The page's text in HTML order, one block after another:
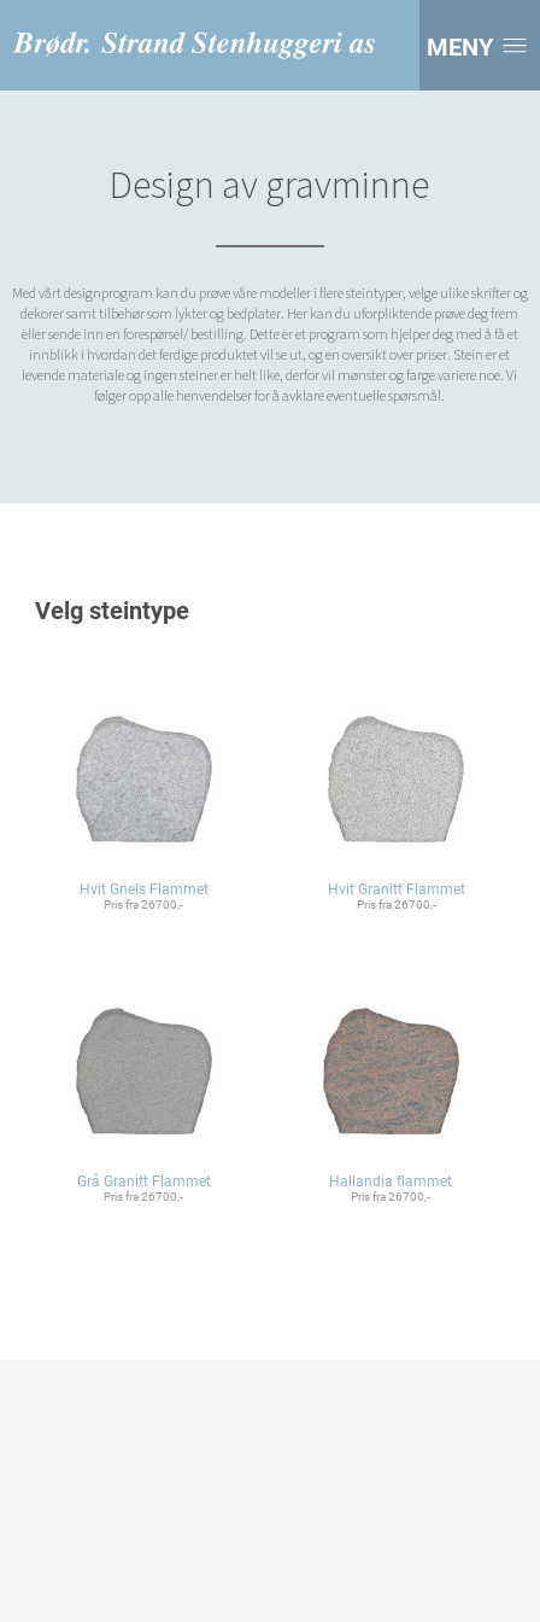
MENY
Design av gravminne
Med vårt designprogram kan du prøve våre modeller i flere steintyper, velge ulike skrifter og
dekorer samt tilbehør som lykter og bedplater. Her kan du uforpliktende prøve deg frem
eller sende inn en forespørsel/ bestilling. Dette er et program som hjelper deg med å få et
innblikk i hvordan det ferdige produktet vil se ut, og en oversikt over priser. Stein er et
levende materiale og ingen steiner er helt like, derfor vil mønster og farge variere noe. Vi
følger opp alle henvendelser for å avklare eventuelle spørsmål.
Velg steintype
Hvit Gneis Flammet
Pris fra 26700,-
Hvit Granitt Flammet
Pris fra 26700,-
Grå Granitt Flammet
Pris fra 26700,-
Hallandia flammet
Pris fra 26700,-